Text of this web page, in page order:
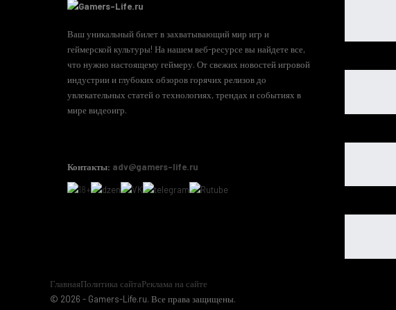
Ваш уникальный билет в захватывающий мир игр и
геймерской культуры! На нашем веб-ресурсе вы найдете все,
что нужно настоящему геймеру. От свежих новостей игровой
индустрии и глубоких обзоров горячих релизов до
увлекательных статей о технологиях, трендах и событиях в
мире видеоигр.
Контакты: adv@gamers-life.ru
ГлавнаяПолитика сайтаРеклама на сайте
© 2026 - Gamers-Life.ru. Все права защищены.